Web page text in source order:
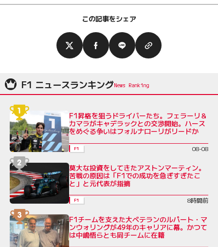
この記事をシェア
F1 ニュースランキング
F1昇格を狙うドライバーたち。フェラーリ＆
カマラがキャデラックとの交渉開始。ハース
をめぐる争いはフォルナローリがリードか
F1 08-08
莫大な投資をしてきたアストンマーティン。
苦戦の原因は「F1での成功を急ぎすぎたこ
と」と元代表が指摘
F1 8時間前
F1チームを支えた大ベテランのルパート・マ
ンウォリングが49年のキャリアに幕。かつて
は中嶋悟らとも同チームに在籍